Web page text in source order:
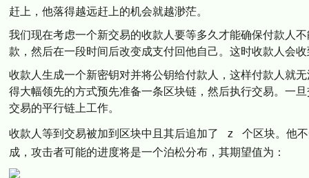
赶上，他落得越远赶上的机会就越渺茫。
我们现在考虑一个新交易的收款人要等多久才能确保付款人
款，然后在一段时间后改变成支付回他自己。这时收款人会
收款人生成一个新密钥对并将公钥给付款人，这样付款人就
得大幅领先的方式预先准备一条区块链，然后执行交易。一
交易的平行链上工作。
收款人等到交易被加到区块中且其后追加了
z
个区块。他
成，攻击者可能的进度将是一个泊松分布，其期望值为：